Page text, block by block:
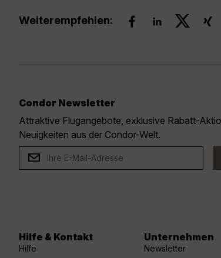
Weiterempfehlen:
Condor Newsletter
Attraktive Flugangebote, exklusive Rabatt-
Neuigkeiten aus der Condor-Welt.
Hilfe & Kontakt
Hilfe
Unternehmen
Newsletter